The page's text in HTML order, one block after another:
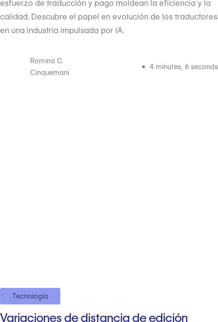
esfuerzo de traducción y pago moldean la eficiencia y la
calidad. Descubre el papel en evolución de los traductores
en una industria impulsada por IA.
Romina C.
Cinquemani
4 minutes, 6 seconds
Tecnología
Variaciones de distancia de edición